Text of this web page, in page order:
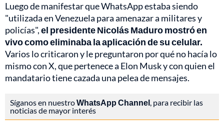
Luego de manifestar que WhatsApp estaba siendo
"utilizada en Venezuela para amenazar a militares y
policías",el presidente Nicolás Maduro mostró en
vivo como eliminaba la aplicación de su celular.
Varios lo criticaron y le preguntaron por qué no hacía lo
mismo con X, que pertenece a Elon Musk y con quien el
mandatario tiene cazada una pelea de mensajes.
Síganos en nuestroWhatsApp Channel, para recibir las
noticias de mayor interés